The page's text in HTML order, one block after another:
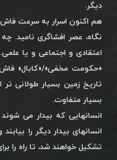
دیگر.
هم اکنون اسرار به سرعت
نگاه، عصر افشاگری نامید.
اعتقادی و اجتماعی و یا
«حکومت مخفی»/«کابال»
تاریخ زمین بسیار طولانی
بسیار متفاوت.
انسانهایی که بیدار می
انسانهای بیدار دیگر را
تشکیل خواهند شد، تا راه را